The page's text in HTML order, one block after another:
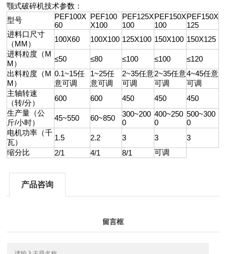
颚式破碎机技术参数：
型号
PEF100X
60
PEF100
X100
PEF125X
100
PEF150X
100
PEF150X
125
进料口尺寸
（MM）
100X60 100X100 125X100 150X100 150X125
进料粒度（M
M）
≤50 ≤80 ≤100 ≤100
≤120
出料粒度（M
M）
0.1~15任
意可调
1~25任
意可调
2~35任意
可调
2~35任意
可调
4~45任意
可调
主轴转速
（转/分）
600 600 450 450
450
生产量（公
斤/小时）
45~550 60~850
300~200
0
400~250
0
500~300
0
电机功率（千
瓦）
1.5 2.2 3 3
3
缩分比
2/1 4/1 8/1 可调
产品咨询
留言框